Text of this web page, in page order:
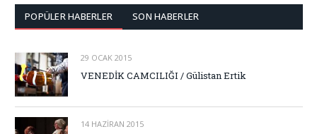
POPÜLER HABERLER SON HABERLER
29 OCAK 2015
VENEDİK CAMCILIĞI / Gülistan Ertik
14 HAZIRAN 2015